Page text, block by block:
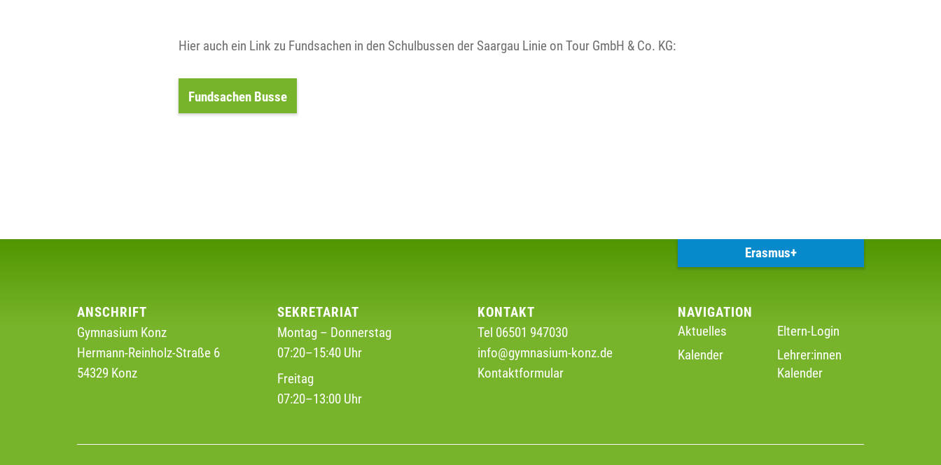
Hier auch ein Link zu Fundsachen in den Schulbussen der Saargau Linie on Tour GmbH & Co. KG:
Fundsachen Busse
ANSCHRIFT
Gymnasium Konz
Hermann-Reinholz-Straße 6
54329 Konz
SEKRETARIAT
Montag – Donnerstag
07:20–15:40 Uhr
Freitag
07:20–13:00 Uhr
KONTAKT
Tel 06501 947030
info@gymnasium-konz.de
Kontaktformular
NAVIGATION
Aktuelles
Kalender
Eltern-Login
Lehrer:innen
Kalender
Erasmus+